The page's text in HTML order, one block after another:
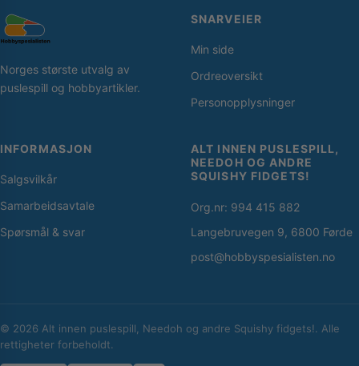
Norges største utvalg av
puslespill og hobbyartikler.
SNARVEIER
Min side
Ordreoversikt
Personopplysninger
INFORMASJON
Salgsvilkår
Samarbeidsavtale
Spørsmål & svar
ALT INNEN PUSLESPILL,
NEEDOH OG ANDRE
SQUISHY FIDGETS!
Org.nr: 994 415 882
Langebruvegen 9, 6800 Førde
post@hobbyspesialisten.no
© 2026 Alt innen puslespill, Needoh og andre Squishy fidgets!. Alle
rettigheter forbeholdt.